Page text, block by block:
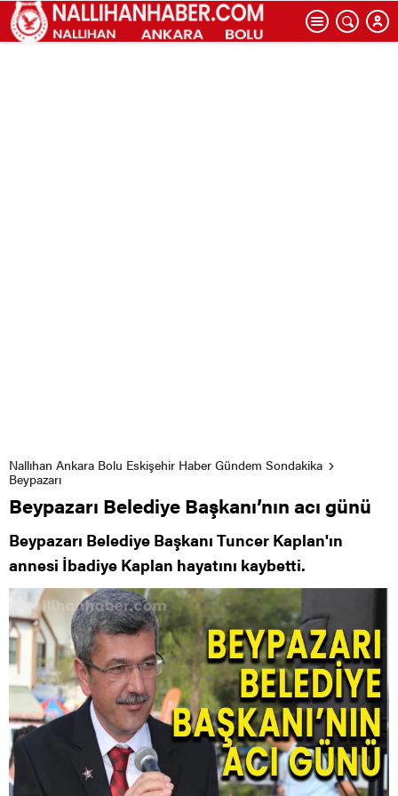
Nallıhan Ankara Bolu Eskişehir Haber Gündem Sondakika
Beypazarı
Beypazarı Belediye Başkanı’nın acı günü
Beypazarı Belediye Başkanı Tuncer Kaplan'ın
annesi İbadiye Kaplan hayatını kaybetti.